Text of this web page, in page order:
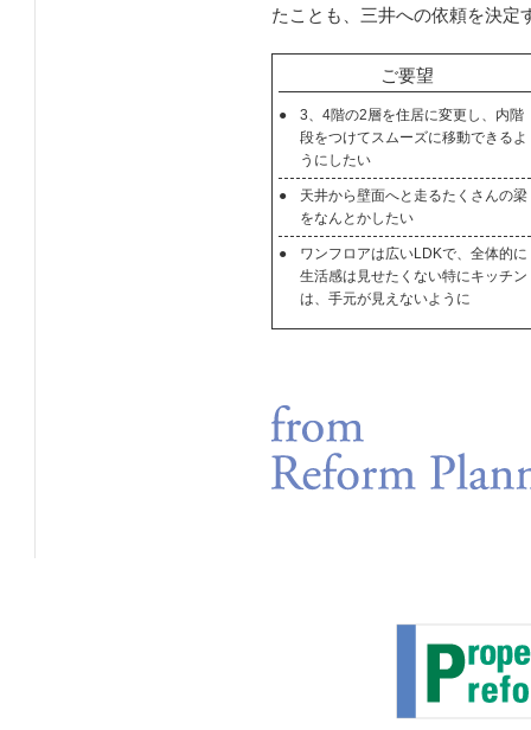
たことも、三井への依頼を決定
ご要望
●
3、4階の2層を住居に変更し、内階
段をつけてスムーズに移動できるよ
うにしたい
●
天井から壁面へと走るたくさんの梁
をなんとかしたい
●
ワンフロアは広いLDKで、全体的に
生活感は見せたくない特にキッチン
は、手元が見えないように